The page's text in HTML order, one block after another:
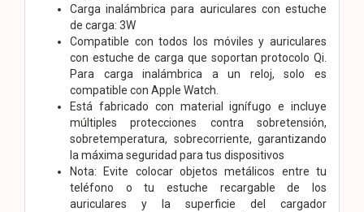
Carga inalámbrica para auriculares con estuche
de carga: 3W
Compatible con todos los móviles y auriculares
con estuche de carga que soportan protocolo Qi.
Para carga inalámbrica a un reloj, solo es
compatible con Apple Watch.
Está fabricado con material ignífugo e incluye
múltiples protecciones contra sobretensión,
sobretemperatura, sobrecorriente, garantizando
la máxima seguridad para tus dispositivos
Nota: Evite colocar objetos metálicos entre tu
teléfono o tu estuche recargable de los
auriculares y la superficie del cargador